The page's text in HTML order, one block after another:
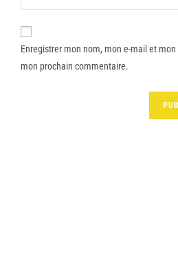
Enregistrer mon nom, mon e-mail et
mon prochain commentaire.